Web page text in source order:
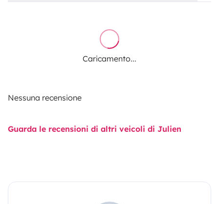
Caricamento...
Nessuna recensione
Guarda le recensioni di altri veicoli di Julien